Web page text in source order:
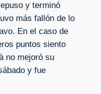
y terminó
más fallón de lo
En el caso de
puntos siento
no mejoró su
y fue